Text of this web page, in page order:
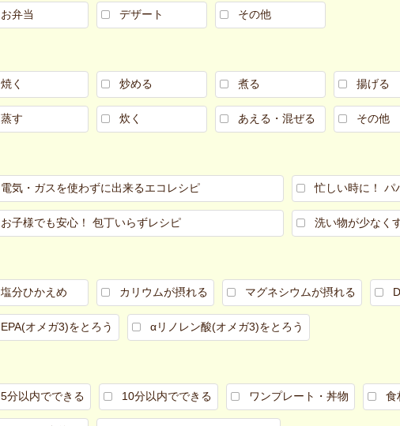
お弁当 デザート その他
焼く 炒める 煮る 揚げる
蒸す 炊く あえる・混ぜる その他
電気・ガスを使わずに出来るエコレシピ 忙しい時に！ パ
お子様でも安心！ 包丁いらずレシピ 洗い物が少なく
塩分ひかえめ カリウムが摂れる マグネシウムが摂れる
EPA(オメガ3)をとろう αリノレン酸(オメガ3)をとろう
5分以内でできる 10分以内でできる ワンプレート・丼物 食